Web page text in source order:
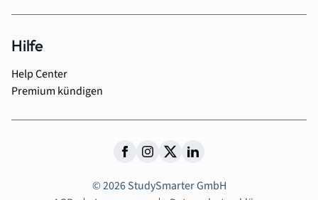
Hilfe
Help Center
Premium kündigen
© 2026 StudySmarter GmbH